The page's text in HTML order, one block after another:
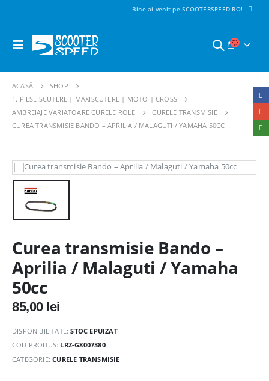
Bine ai venit pe SCOOTERSPEED.RO!
ACASĂ
SHOP
1. PIESE SCUTERE | MAXISCUTERE | MOTO | CROSS
AMBREIAJE VARIATOARE CURELE ROLE
CURELE TRANSMISIE
CUREA TRANSMISIE BANDO – APRILIA / MALAGUTI / YAMAHA 50CC
Curea transmisie Bando –
Aprilia / Malaguti / Yamaha
50cc
85,00 lei
DISPONIBILITATE:STOC EPUIZAT
COD PRODUS: LRZ-G8007380
CATEGORIE:CURELE TRANSMISIE